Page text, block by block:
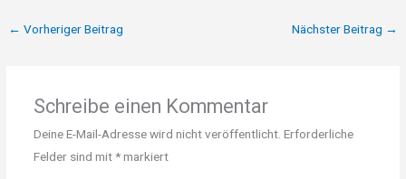
← Vorheriger Beitrag Nächster Beitrag →
Schreibe einen Kommentar
Deine E-Mail-Adresse wird nicht veröffentlicht. Erforderliche
Felder sind mit*markiert